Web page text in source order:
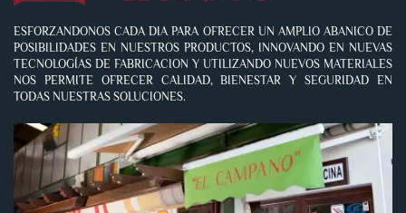
ESFORZANDONOS CADA DIA PARA OFRECER UN AMPLIO ABANICO DE
POSIBILIDADES EN NUESTROS PRODUCTOS, INNOVANDO EN NUEVAS
TECNOLOGÍAS DE FABRICACION Y UTILIZANDO NUEVOS MATERIALES
NOS PERMITE OFRECER CALIDAD, BIENESTAR Y SEGURIDAD EN
TODAS NUESTRAS SOLUCIONES.